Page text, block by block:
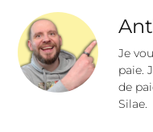
Je
paie.
de
Silae.